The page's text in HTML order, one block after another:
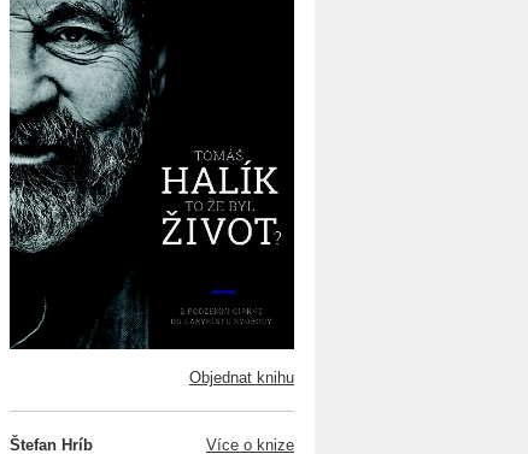
Objednat knihu
Štefan Hríb Více o knize